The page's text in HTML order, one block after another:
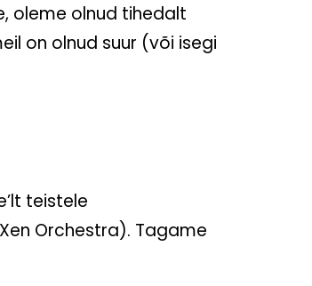
oleme olnud tihedalt
on olnud suur (või isegi
teistele
Orchestra). Tagame